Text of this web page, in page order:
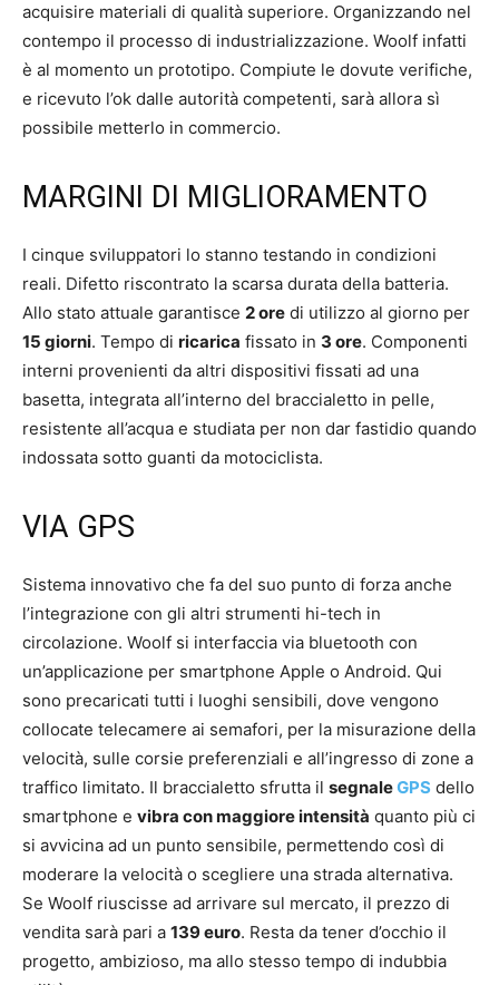
acquisire materiali di qualità superiore. Organizzando nel
contempo il processo di industrializzazione. Woolf infatti
è al momento un prototipo. Compiute le dovute verifiche,
e ricevuto l’ok dalle autorità competenti, sarà allora sì
possibile metterlo in commercio.
MARGINI DI MIGLIORAMENTO
I cinque sviluppatori lo stanno testando in condizioni
reali. Difetto riscontrato la scarsa durata della batteria.
Allo stato attuale garantisce 2 ore di utilizzo al giorno per
15 giorni. Tempo di ricarica fissato in 3 ore. Componenti
interni provenienti da altri dispositivi fissati ad una
basetta, integrata all’interno del braccialetto in pelle,
resistente all’acqua e studiata per non dar fastidio quando
indossata sotto guanti da motociclista.
VIA GPS
Sistema innovativo che fa del suo punto di forza anche
l’integrazione con gli altri strumenti hi-tech in
circolazione. Woolf si interfaccia via bluetooth con
un’applicazione per smartphone Apple o Android. Qui
sono precaricati tutti i luoghi sensibili, dove vengono
collocate telecamere ai semafori, per la misurazione della
velocità, sulle corsie preferenziali e all’ingresso di zone a
traffico limitato. Il braccialetto sfrutta il segnaleGPS dello
smartphone e vibra con maggiore intensità quanto più ci
si avvicina ad un punto sensibile, permettendo così di
moderare la velocità o scegliere una strada alternativa.
Se Woolf riuscisse ad arrivare sul mercato, il prezzo di
vendita sarà pari a 139 euro. Resta da tener d’occhio il
progetto, ambizioso, ma allo stesso tempo di indubbia